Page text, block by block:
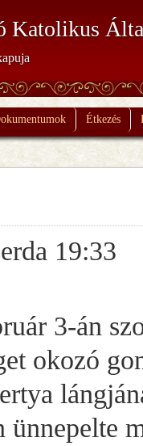
Katolikus
Étkezés
19:33
3-án
okozó
ünnepelte